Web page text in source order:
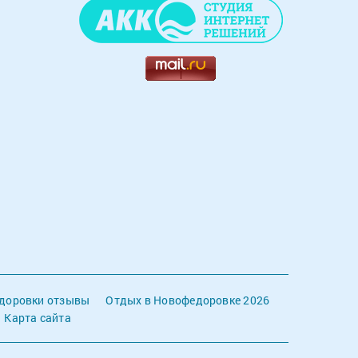
отзывы
Отдых в Новофедоровке 2026
Карта сайта